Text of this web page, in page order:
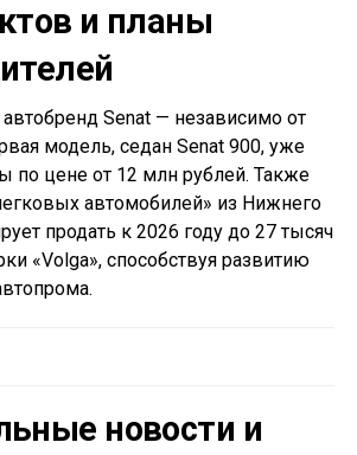
и планы
Senat — независимо от
модель, седан Senat 900, уже
по цене от 12 млн рублей. Также
автомобилей» из Нижнего
продать к 2026 году до 27 тысяч
«Volga», способствуя развитию
новости и